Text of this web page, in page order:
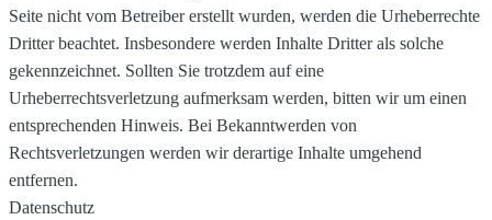
Seite nicht vom Betreiber erstellt wurden, werden die Urheberrechte
Dritter beachtet. Insbesondere werden Inhalte Dritter als solche
gekennzeichnet. Sollten Sie trotzdem auf eine
Urheberrechtsverletzung aufmerksam werden, bitten wir um einen
entsprechenden Hinweis. Bei Bekanntwerden von
Rechtsverletzungen werden wir derartige Inhalte umgehend
entfernen.
Datenschutz